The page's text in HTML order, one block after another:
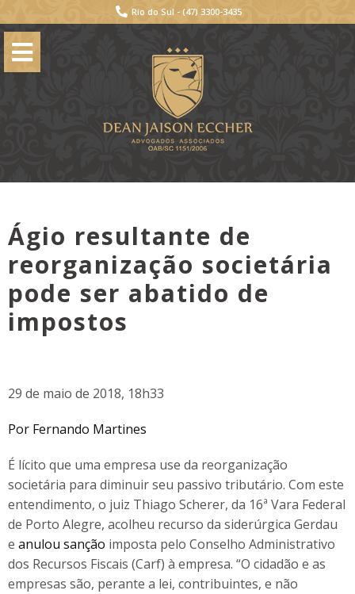
Rio do Sul - (47) 3300-3435
Ágio resultante de
reorganização societária
pode ser abatido de
impostos
29 de maio de 2018, 18h33
Por Fernando Martines
É lícito que uma empresa use da reorganização
societária para diminuir seu passivo tributário. Com este
entendimento, o juiz Thiago Scherer, da 16ª Vara Federal
de Porto Alegre, acolheu recurso da siderúrgica Gerdau
e anulou sanção imposta pelo Conselho Administrativo
dos Recursos Fiscais (Carf) à empresa. “O cidadão e as
empresas são, perante a lei, contribuintes, e não